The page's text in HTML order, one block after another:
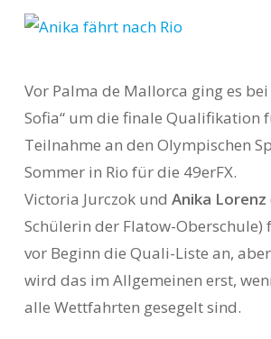
Vor Palma de Mallorca ging es bei
Sofia“ um die finale Qualifikation
Teilnahme an den Olympischen
Sommer in Rio für die 49erFX.
Victoria Jurczok und Anika Lorenz
Schülerin der Flatow-Oberschule)
vor Beginn die Quali-Liste an, aber
wird das im Allgemeinen erst,
alle Wettfahrten gesegelt sind.